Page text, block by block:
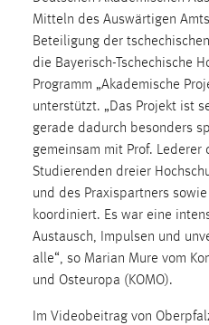
Mitteln des Auswärtigen
Beteiligung der
die Bayerisch-Tschechische
Programm „Akademische
unterstützt. „Das Projekt ist
gerade dadurch besonders
gemeinsam mit Prof.
Studierenden dreier
und des Praxispartners
koordiniert. Es war eine
Austausch, Impulsen und
alle“, so Marian Mure vom
und Osteuropa (KOMO).
Im Videobeitrag von